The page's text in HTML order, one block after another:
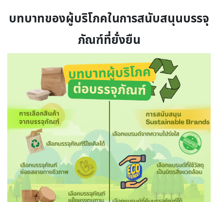
บทบาทของผู้บริโภคในการสนับสนุนบรรจุ
ภัณฑ์ที่ยั่งยืน